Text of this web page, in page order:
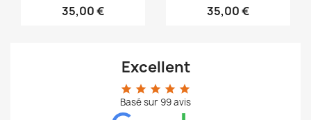
35,00 € 35,00 €
Excellent
star star star star star
Basé sur 99avis